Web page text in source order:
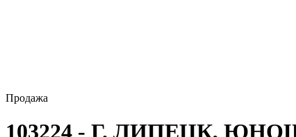
Продажа
103224 - Г. ЛИПЕЦК,